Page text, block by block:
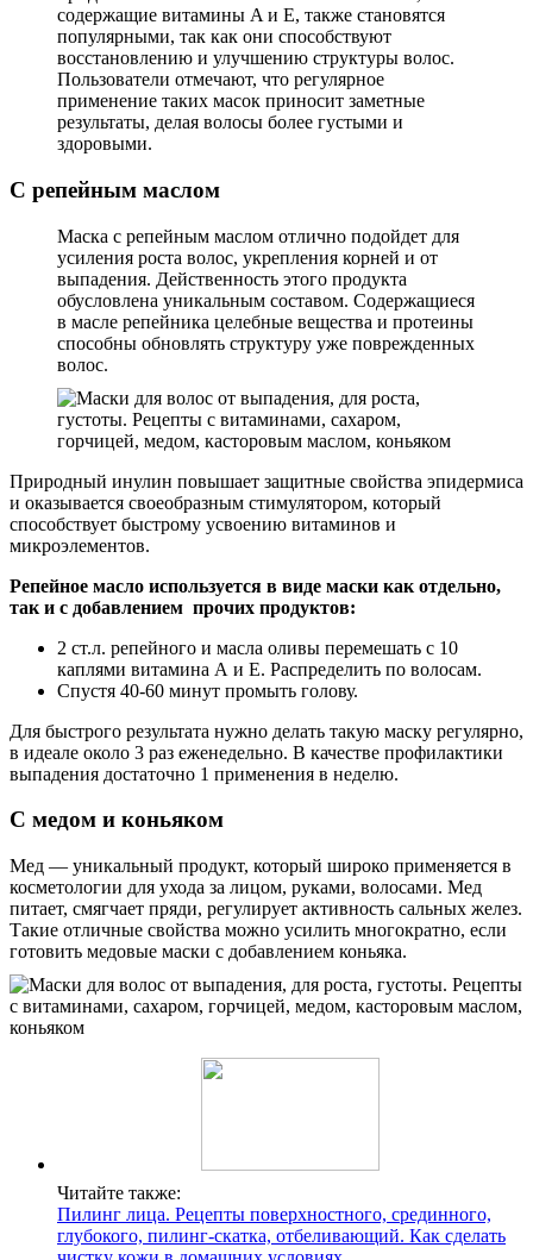
содержащие витамины A и E, также становятся
популярными, так как они способствуют
восстановлению и улучшению структуры волос.
Пользователи отмечают, что регулярное
применение таких масок приносит заметные
результаты, делая волосы более густыми и
здоровыми.
С репейным маслом
Маска с репейным маслом отлично подойдет для
усиления роста волос, укрепления корней и от
выпадения. Действенность этого продукта
обусловлена уникальным составом. Содержащиеся
в масле репейника целебные вещества и протеины
способны обновлять структуру уже поврежденных
волос.
Природный инулин повышает защитные свойства эпидермиса
и оказывается своеобразным стимулятором, который
способствует быстрому усвоению витаминов и
микроэлементов.
Репейное масло используется в виде маски как отдельно,
так и с добавлением прочих продуктов:
2 ст.л. репейного и масла оливы перемешать с 10
каплями витамина А и Е. Распределить по волосам.
Спустя 40-60 минут промыть голову.
Для быстрого результата нужно делать такую маску регулярно,
в идеале около 3 раз еженедельно. В качестве профилактики
выпадения достаточно 1 применения в неделю.
С медом и коньяком
Мед — уникальный продукт, который широко применяется в
косметологии для ухода за лицом, руками, волосами. Мед
питает, смягчает пряди, регулирует активность сальных желез.
Такие отличные свойства можно усилить многократно, если
готовить медовые маски с добавлением коньяка.
Читайте также:
Пилинг лица. Рецепты поверхностного, срединного,
глубокого, пилинг-скатка, отбеливающий. Как сделать